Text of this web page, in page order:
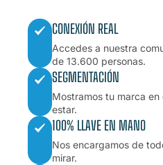
CONEXIÓN REAL
Accedes a nuestra
de 13.600 personas.
SEGMENTACIÓN
Mostramos tu marca
estar.
100% LLAVE EN MANO
Nos encargamos de
mirar.